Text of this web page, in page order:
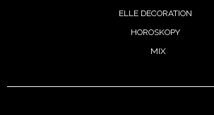
ELLE DECORATION
HOROSKOPY
MIX